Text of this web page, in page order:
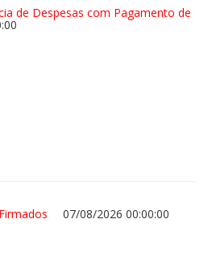
de Despesas com Pagamento de
07/08/2026 00:00:00